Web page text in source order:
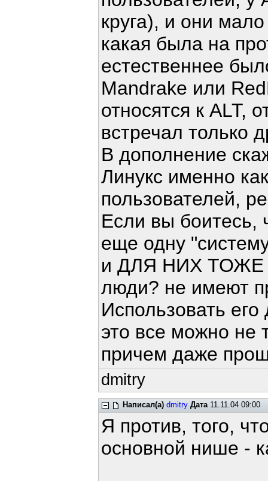
круга), и они
какая была на
естественнее
Mandrake или
относятся к ALT,
встречал только
В дополнение
Линукс именно
пользователей,
Если вы боитесь,
еще одну
и ДЛЯ НИХ ТОЖЕ
люди? не имеют
Использовать
это все можно не
причем даже
dmitry
Написал(а) dmitry Дата11.11.04 09:00
Я против, того,
основной нише -